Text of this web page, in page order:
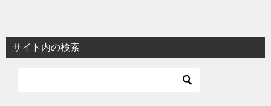
サイト内の検索